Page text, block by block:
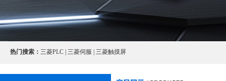
热门搜索： 三菱PLC | 三菱伺服 | 三菱触摸屏